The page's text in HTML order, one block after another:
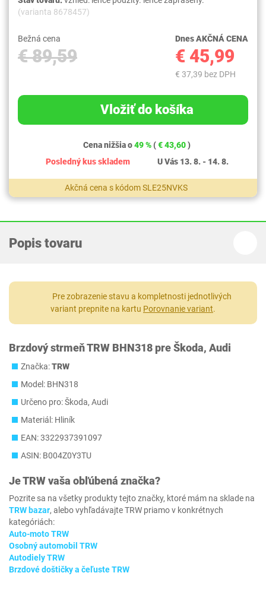
(varianta 8678457)
Bežná cena
€ 89,59
Dnes AKČNÁ CENA
€ 45,99
€ 37,39 bez DPH
Vložiť do košíka
Cena nižšia o49 % (€ 43,60)
Posledný kus skladem
U Vás 13. 8. - 14. 8.
Akčná cena s kódom SLE25NVKS
Popis tovaru
Pre zobrazenie stavu a kompletnosti jednotlivých
variant prepnite na kartu Porovnanie variant.
Brzdový strmeň TRW BHN318 pre Škoda, Audi
Značka:TRW
Model: BHN318
Určeno pro: Škoda, Audi
Materiál: Hliník
EAN: 3322937391097
ASIN: B004Z0Y3TU
JeTRWvaša obľúbená značka?
Pozrite sa na všetky produkty tejto značky, ktoré mám na sklade na
TRW bazar, alebo vyhľadávajte TRW priamo v konkrétnych
kategóriách:
Auto-moto TRW
Osobný automobil TRW
Autodiely TRW
Brzdové doštičky a čeľuste TRW